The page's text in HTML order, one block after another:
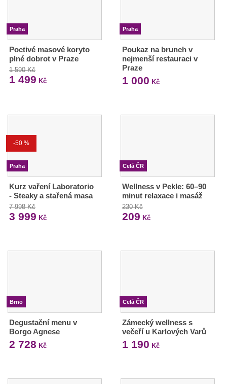
Praha
Poctivé masové koryto
plné dobrot v Praze
1 590 Kč
1 499 Kč
Praha
Poukaz na brunch v
nejmenší restauraci v
Praze
1 000 Kč
-50 %
Praha
Kurz vaření Laboratorio
- Steaky a stařená masa
7 998 Kč
3 999 Kč
Celá ČR
Wellness v Pekle: 60–90
minut relaxace i masáž
230 Kč
209 Kč
Brno
Degustační menu v
Borgo Agnese
2 728 Kč
Celá ČR
Zámecký wellness s
večeří u Karlových Varů
1 190 Kč